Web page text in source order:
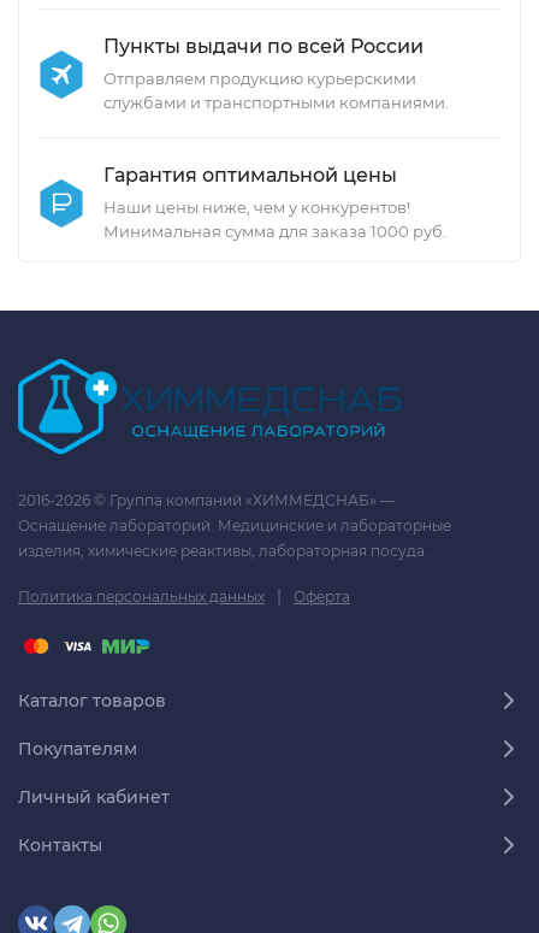
Пункты выдачи по всей России
Отправляем продукцию курьерскими
службами и транспортными компаниями.
Гарантия оптимальной цены
Наши цены ниже, чем у конкурентов!
Минимальная сумма для заказа 1000 руб.
2016-2026 © Группа компаний «ХИММЕДСНАБ» —
Оснащение лабораторий. Медицинские и лабораторные
изделия, химические реактивы, лабораторная посуда.
Политика персональных данных | Оферта
Каталог товаров
Покупателям
Личный кабинет
Контакты